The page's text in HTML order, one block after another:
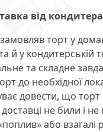
від кондитера
торт у
й у кондитерській
та складне
до необхідної
довести, що торт
доставці не били і
або взагалі